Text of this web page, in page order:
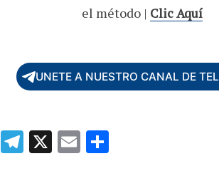
el método | Clic Aquí
UNETE A NUESTRO CANAL DE
T X E C